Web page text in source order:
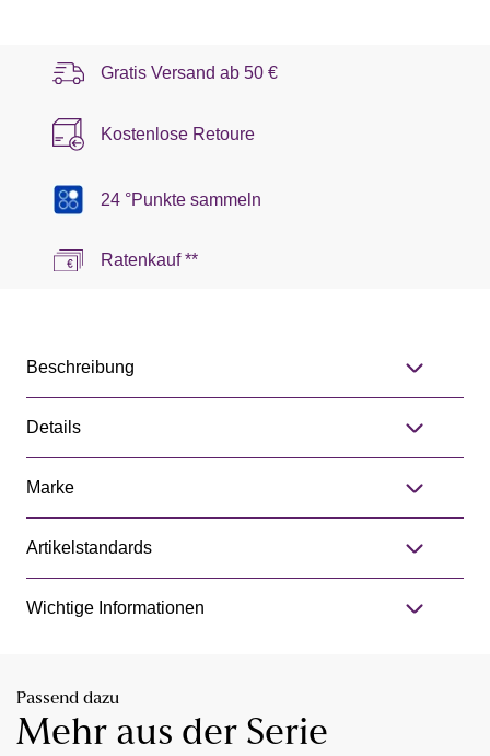
Gratis Versand ab 50 €
Kostenlose Retoure
24 °Punkte sammeln
Ratenkauf **
Beschreibung
Details
Marke
Artikelstandards
Wichtige Informationen
Passend dazu
Mehr aus der Serie